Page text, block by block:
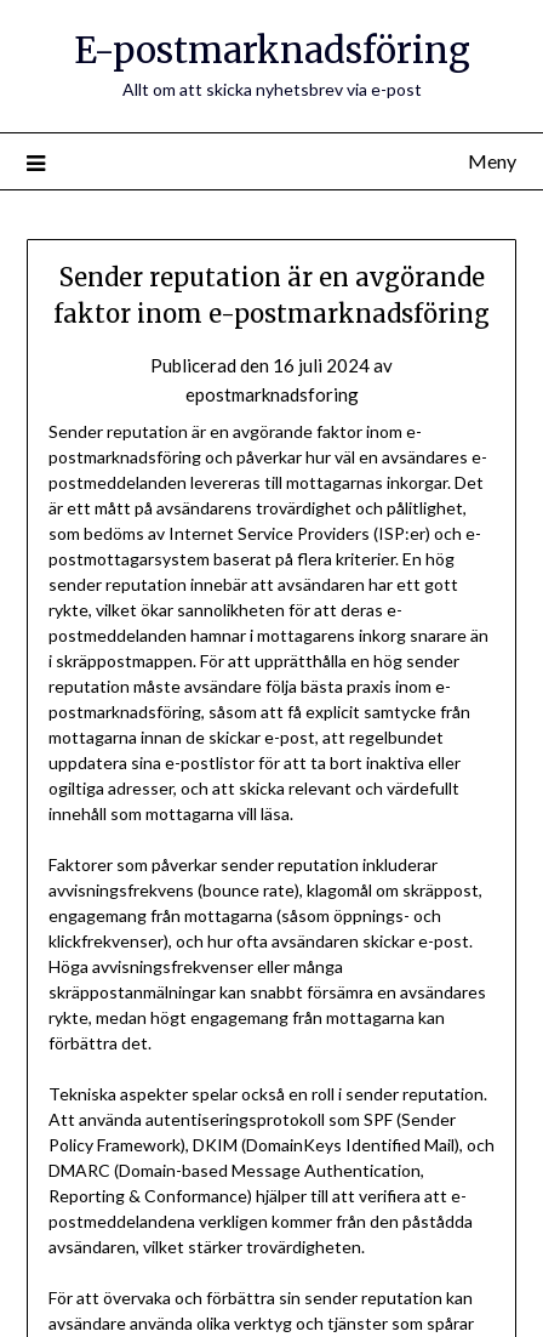
E-postmarknadsföring
Allt om att skicka nyhetsbrev via e-post
Meny
Sender reputation är en avgörande
faktor inom e-postmarknadsföring
Publicerad den 16 juli 2024av
epostmarknadsforing
Sender reputation är en avgörande faktor inom e-
postmarknadsföring och påverkar hur väl en avsändares e-
postmeddelanden levereras till mottagarnas inkorgar. Det
är ett mått på avsändarens trovärdighet och pålitlighet,
som bedöms av Internet Service Providers (ISP:er) och e-
postmottagarsystem baserat på flera kriterier. En hög
sender reputation innebär att avsändaren har ett gott
rykte, vilket ökar sannolikheten för att deras e-
postmeddelanden hamnar i mottagarens inkorg snarare än
i skräppostmappen. För att upprätthålla en hög sender
reputation måste avsändare följa bästa praxis inom e-
postmarknadsföring, såsom att få explicit samtycke från
mottagarna innan de skickar e-post, att regelbundet
uppdatera sina e-postlistor för att ta bort inaktiva eller
ogiltiga adresser, och att skicka relevant och värdefullt
innehåll som mottagarna vill läsa.
Faktorer som påverkar sender reputation inkluderar
avvisningsfrekvens (bounce rate), klagomål om skräppost,
engagemang från mottagarna (såsom öppnings- och
klickfrekvenser), och hur ofta avsändaren skickar e-post.
Höga avvisningsfrekvenser eller många
skräppostanmälningar kan snabbt försämra en avsändares
rykte, medan högt engagemang från mottagarna kan
förbättra det.
Tekniska aspekter spelar också en roll i sender reputation.
Att använda autentiseringsprotokoll som SPF (Sender
Policy Framework), DKIM (DomainKeys Identified Mail), och
DMARC (Domain-based Message Authentication,
Reporting & Conformance) hjälper till att verifiera att e-
postmeddelandena verkligen kommer från den påstådda
avsändaren, vilket stärker trovärdigheten.
För att övervaka och förbättra sin sender reputation kan
avsändare använda olika verktyg och tjänster som spårar